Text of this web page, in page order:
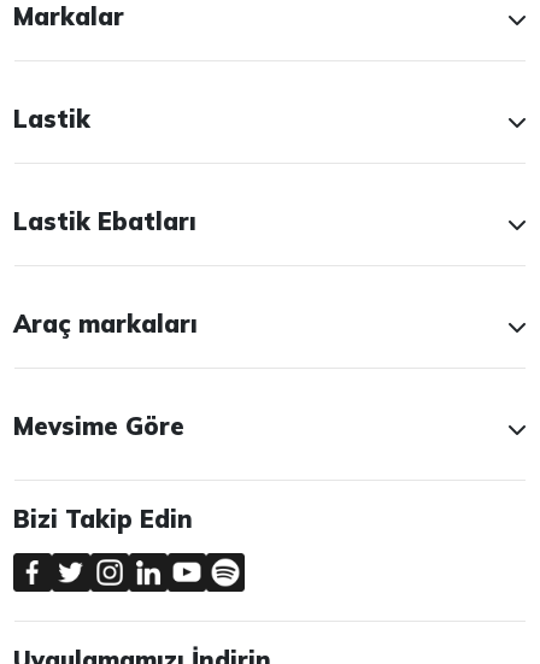
Markalar
Lastik
Lastik Ebatları
Araç markaları
Mevsime Göre
Bizi Takip Edin